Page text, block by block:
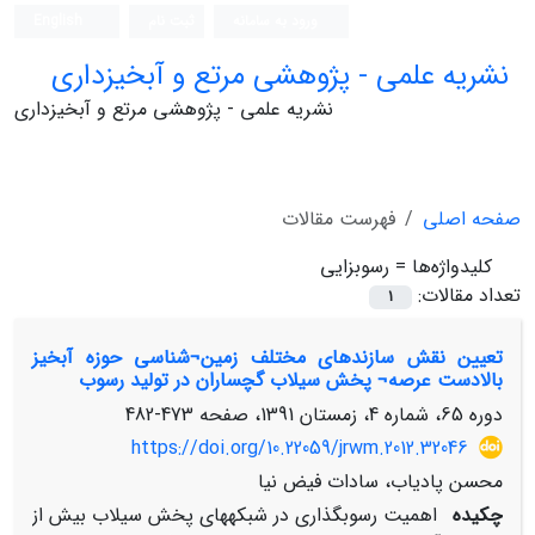
نشریه علمی - پژوهشی مرتع و آبخیزداری
نشریه علمی - پژوهشی مرتع و آبخیزداری
صفحه اصلی
فهرست مقالات
کلیدواژه‌ها = رسوبزایی
تعداد مقالات:
1
تعیین نقش سازند‏های مختلف زمین¬شناسی حوزه آبخیز
بالادست عرصه¬ پخش سیلاب گچساران در تولید رسوب
دوره 65، شماره 4، زمستان 1391، صفحه
473-482
https://doi.org/10.22059/jrwm.2012.32046
محسن پادیاب، سادات فیض نیا
چکیده اهمیت رسوبگذاری در شبکه­های پخش سیلاب بیش از